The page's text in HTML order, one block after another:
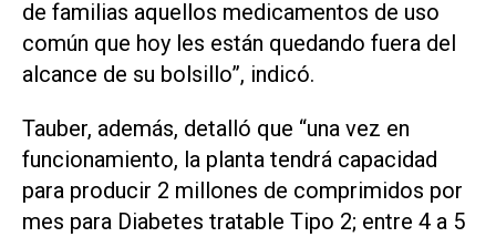
de familias aquellos medicamentos de uso
común que hoy les están quedando fuera del
alcance de su bolsillo”, indicó.
Tauber, además, detalló que “una vez en
funcionamiento, la planta tendrá capacidad
para producir 2 millones de comprimidos por
mes para Diabetes tratable Tipo 2; entre 4 a 5